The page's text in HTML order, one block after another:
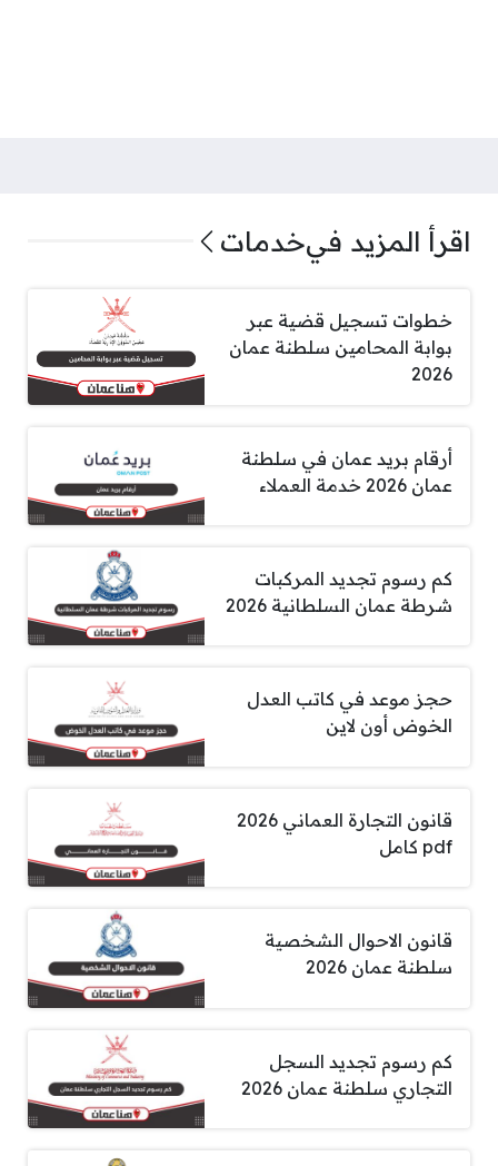
اقرأ المزيد فيخدمات
خطوات تسجيل قضية عبر
بوابة المحامين سلطنة عمان
2026
أرقام بريد عمان في سلطنة
عمان 2026 خدمة العملاء
كم رسوم تجديد المركبات
شرطة عمان السلطانية 2026
حجز موعد في كاتب العدل
الخوض أون لاين
قانون التجارة العماني 2026
pdf كامل
قانون الاحوال الشخصية
سلطنة عمان 2026
كم رسوم تجديد السجل
التجاري سلطنة عمان 2026